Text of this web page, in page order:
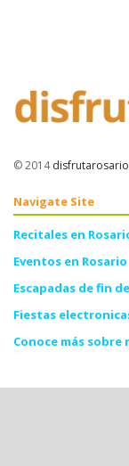
© 2014
Navigate Site
Recitales en
Eventos en Rosario
Escapadas de fin
Fiestas
Conoce más